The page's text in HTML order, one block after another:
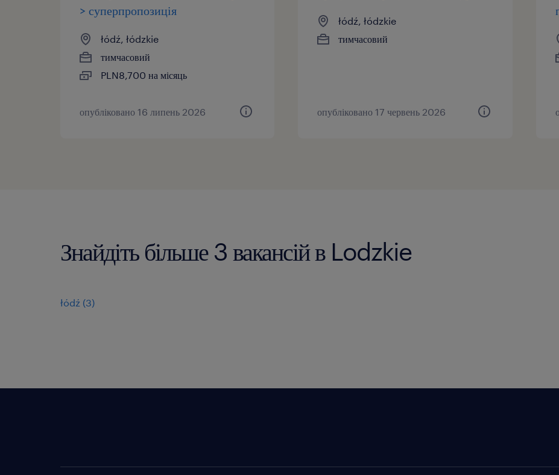
> суперпропозиція
łódź, łódzkie
тимчасовий
PLN8,700 на місяць
опубліковано 16 липень 2026
łódź, łódzkie
тимчасовий
опубліковано 17 червень 2026
Знайдіть більше 3 вакансій в Lodzkie
łódź (3)